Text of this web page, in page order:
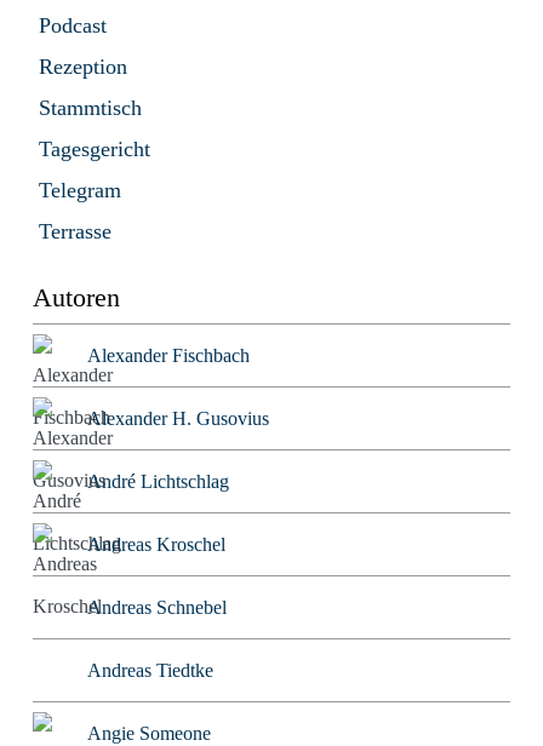
Podcast
Rezeption
Stammtisch
Tagesgericht
Telegram
Terrasse
Autoren
Alexander Fischbach
Alexander H. Gusovius
André Lichtschlag
Andreas Kroschel
Andreas Schnebel
Andreas Tiedtke
Angie Someone